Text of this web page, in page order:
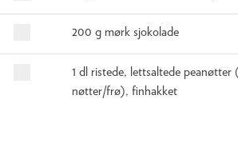
200 g mørk sjokolade
1 dl ristede, lettsaltede peanøtter
nøtter/frø), finhakket